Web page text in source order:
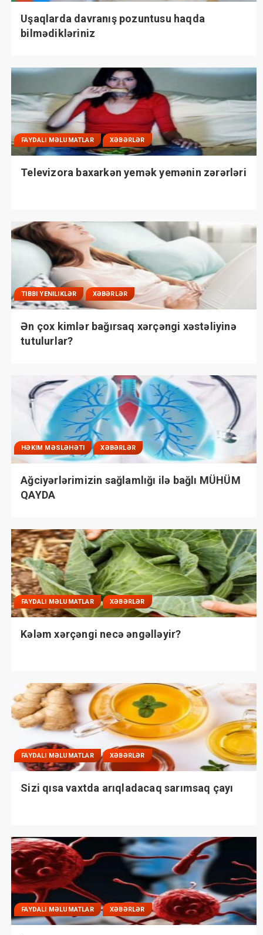
Uşaqlarda davranış pozuntusu haqda
bilmədikləriniz
FAYDALI MƏLUMATLAR XƏBƏRLƏR
Televizora baxarkən yemək yemənin zərərləri
TIBBI YENILIKLƏR XƏBƏRLƏR
Ən çox kimlər bağırsaq xərçəngi xəstəliyinə
tutulurlar?
HƏKIM MƏSLƏHƏTI XƏBƏRLƏR
Ağciyərlərimizin sağlamlığı ilə bağlı MÜHÜM
QAYDA
FAYDALI MƏLUMATLAR XƏBƏRLƏR
Kələm xərçəngi necə əngəlləyir?
FAYDALI MƏLUMATLAR XƏBƏRLƏR
Sizi qısa vaxtda arıqladacaq sarımsaq çayı
FAYDALI MƏLUMATLAR XƏBƏRLƏR